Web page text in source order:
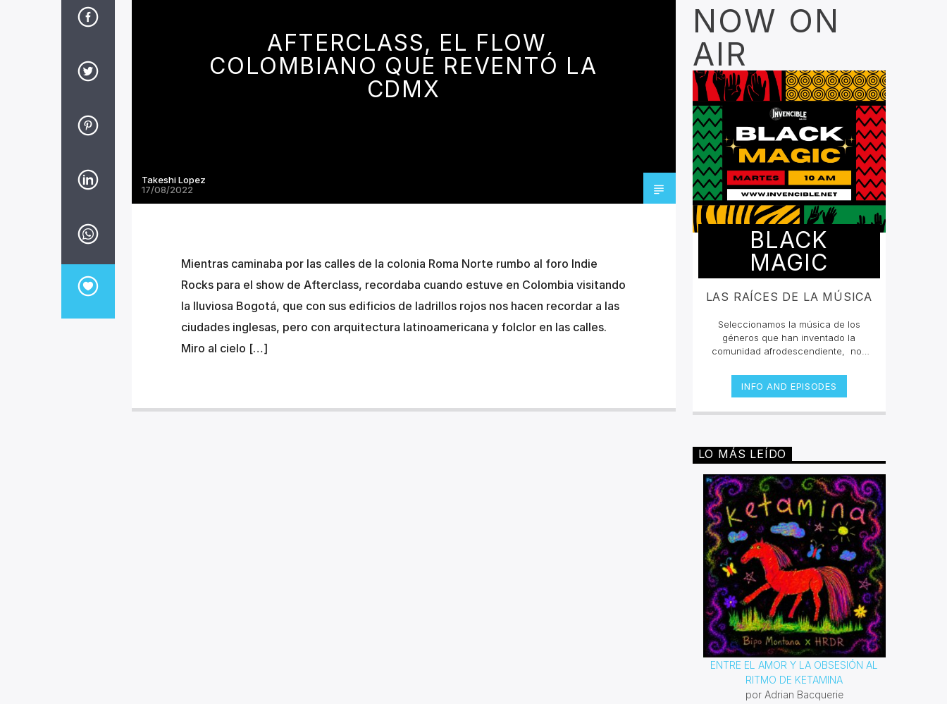
AFTERCLASS, EL FLOW
COLOMBIANO QUE REVENTÓ LA
CDMX
Takeshi Lopez
17/08/2022
Mientras caminaba por las calles de la colonia Roma Norte rumbo al foro Indie
Rocks para el show de Afterclass, recordaba cuando estuve en Colombia visitando
la lluviosa Bogotá, que con sus edificios de ladrillos rojos nos hacen recordar a las
ciudades inglesas, pero con arquitectura latinoamericana y folclor en las calles.
Miro al cielo […]
NOW ON
AIR
BLACK
MAGIC
LAS RAÍCES DE LA MÚSICA
Seleccionamos la música de los
géneros que han inventado la
comunidad afrodescendiente, nos
grandes compositores en la historia
fueron negros, y bajo sus
desarrollando distintos géneros que
los malestares que atacaban a toda
persona de piel oscura. Desde el
poderosas armas para lucha contra
la segregación y el racismo. Con
este espacio queremos reivindicar
todas las composiciones que esta
comunidad ha dejado para la
posteridad.
INFO AND EPISODES
LO MÁS LEÍDO
ENTRE EL AMOR Y LA OBSESIÓN AL
RITMO DE KETAMINA
por Adrian Bacquerie